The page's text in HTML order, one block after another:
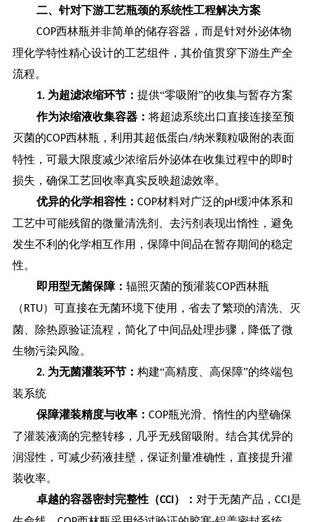
二、针对下游工艺瓶颈的系统性工程解决方案
COP西林瓶并非简单的储存容器，而是针对外泌体物
理化学特性精心设计的工艺组件，其价值贯穿下游生产全
流程。
1. 为超滤浓缩环节： 提供“零吸附”的收集与暂存方案
作为浓缩液收集容器： 将超滤系统出口直接连接至预
灭菌的COP西林瓶，利用其超低蛋白/纳米颗粒吸附的表面
特性，可最大限度减少浓缩后外泌体在收集过程中的即时
损失，确保工艺回收率真实反映超滤效率。
优异的化学相容性： COP材料对广泛的pH缓冲体系和
工艺中可能残留的微量清洗剂、去污剂表现出惰性，避免
发生不利的化学相互作用，保障中间品在暂存期间的稳定
性。
即用型无菌保障： 辐照灭菌的预灌装COP西林瓶
（ RTU）可直接在无菌环境下使用，省去了繁琐的清洗、灭
菌、除热原验证流程，简化了中间品处理步骤，降低了微
生物污染风险。
2. 为无菌灌装环节： 构建“高精度、高保障”的终端包
装系统
保障灌装精度与收率： COP瓶光滑、惰性的内壁确保
了灌装液滴的完整转移，几乎无残留吸附。结合其优异的
润湿性，可减少药液挂壁，保证剂量准确性，直接提升灌
装收率。
卓越的容器密封完整性（CCI）： 对于无菌产品， CCI 是